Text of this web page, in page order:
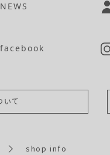
NEWS
facebook
いて
shop info